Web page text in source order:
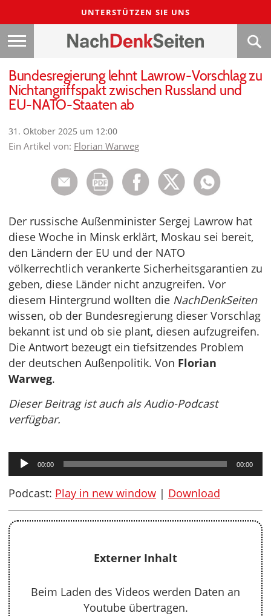
UNTERSTÜTZEN SIE UNS
Bundesregierung lehnt Lawrow-Vorschlag zu
Nichtangriffspakt zwischen Russland und
EU-NATO-Staaten ab
31. Oktober 2025 um 12:00
Ein Artikel von: Florian Warweg
Der russische Außenminister Sergej Lawrow hat
diese Woche in Minsk erklärt, Moskau sei bereit,
den Ländern der EU und der NATO
völkerrechtlich verankerte Sicherheitsgarantien zu
geben, diese Länder nicht anzugreifen. Vor
diesem Hintergrund wollten die NachDenkSeiten
wissen, ob der Bundesregierung dieser Vorschlag
bekannt ist und ob sie plant, diesen aufzugreifen.
Die Antwort bezeugt ein tiefsitzendes Problem
der deutschen Außenpolitik. Von Florian
Warweg.
Dieser Beitrag ist auch als Audio-Podcast
verfügbar.
Audio-
Player
00:00 00:00
Podcast: Play in new window | Download
Externer Inhalt
Beim Laden des Videos werden Daten an
Youtube übertragen.